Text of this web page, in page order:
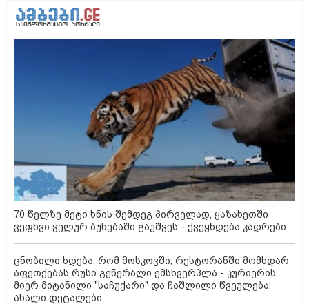
70 წელზე მეტი ხნის შემდეგ პირველად, ყაზახეთში
ვეფხვი ველურ ბუნებაში გაუშვეს - ქვეყნდება კადრები
ცნობილი ხდება, რომ მოსკოვში, რესტორანში მომხდარ
აფეთქებას რუსი გენერალი ემსხვერპლა - კურიერის
მიერ მიტანილი "საჩუქარი" და ჩაშლილი წვეულება:
ახალი დეტალები